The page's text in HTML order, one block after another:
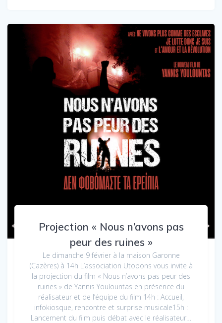
Projection « Nous n’avons pas
peur des ruines »
Le dimanche 9 février à la maison Garonne
(Cazères) à 14h L’association Utopons vous invite à
la projection du film « Nous n’avons pas peur des
ruines » de Yannis Youlountas en présence du
réalisateur et de l’équipe du film 14h : Accueil,
infokiosque, rencontre et surprise musicale15h :
Lancement du film puis débat avec le réalisateur…